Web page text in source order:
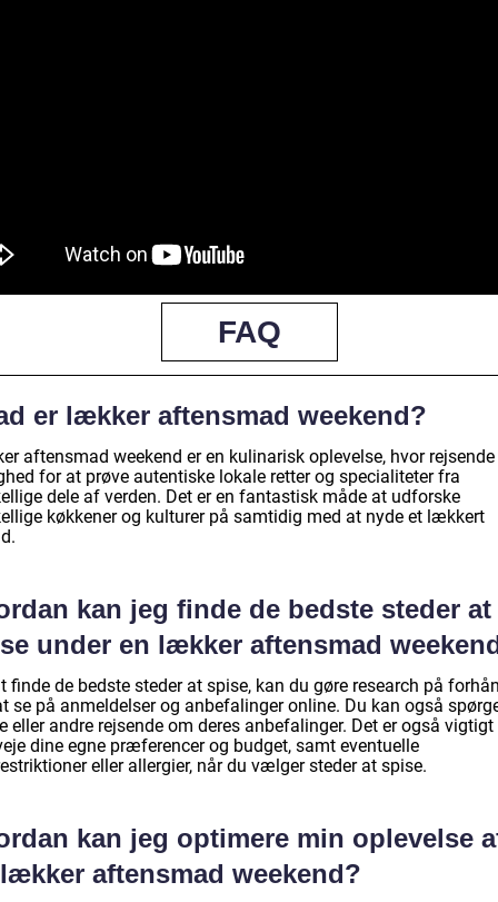
FAQ
er lækker aftensmad weekend?
aftensmad weekend er en kulinarisk oplevelse, hvor
for at prøve autentiske lokale retter og specialiteter fra
dele af verden. Det er en fantastisk måde at udforske
køkkener og kulturer på samtidig med at nyde et lækkert
kan jeg finde de bedste steder at
under en lækker aftensmad
finde de bedste steder at spise, kan du gøre research på
se på anmeldelser og anbefalinger online. Du kan også
eller andre rejsende om deres anbefalinger. Det er også vigtigt
dine egne præferencer og budget, samt eventuelle
eller allergier, når du vælger steder at spise.
kan jeg optimere min oplevelse
aftensmad weekend?